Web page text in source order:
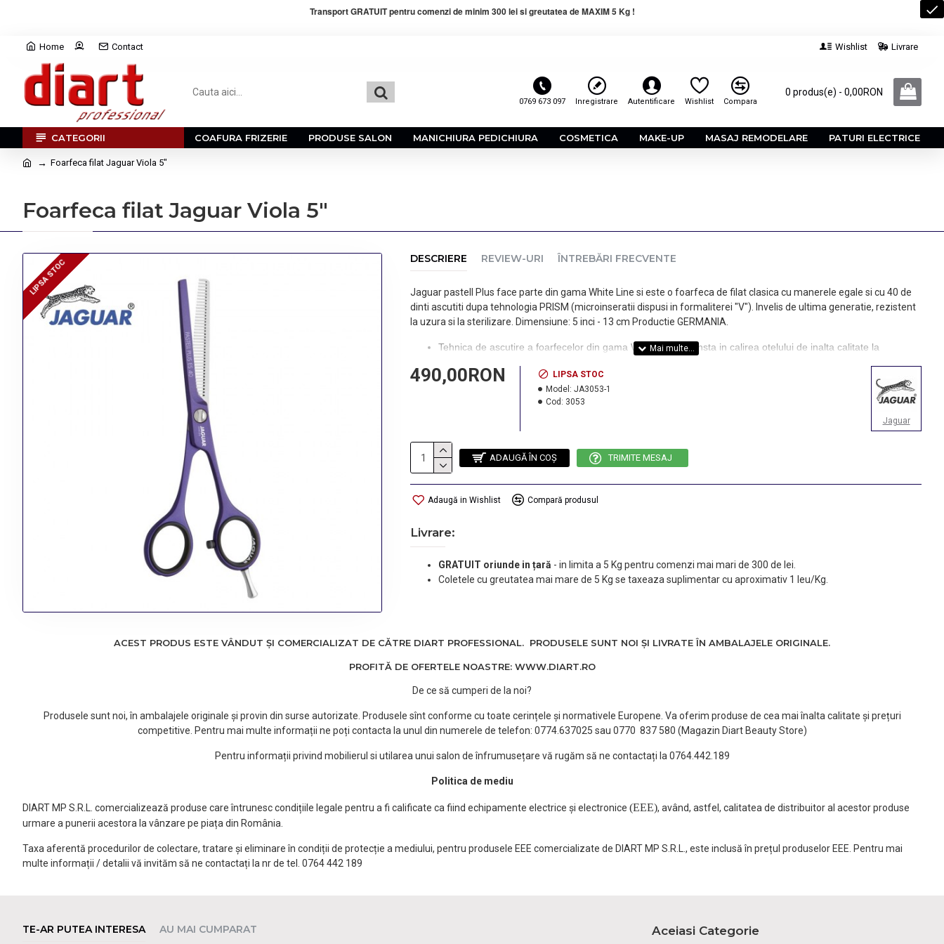
Transport GRATUIT pentru comenzi de minim 300 lei si greutatea de MAXIM 5 Kg !
Home Contact Wishlist Livrare
0769 673 097 Inregistrare Autentificare Wishlist Compara
0 produs(e) - 0,00RON
CATEGORII COAFURA FRIZERIE PRODUSE SALON MANICHIURA PEDICHIURA COSMETICA MAKE-UP MASAJ REMODELARE PATURI ELECTRICE
Foarfeca filat Jaguar Viola 5"
Foarfeca filat Jaguar Viola 5"
LIPSA STOC
LIPSA STOC DESCRIERE REVIEW-URI ÎNTREBĂRI FRECVENTE
Jaguar pastell Plus face parte din gama White Line si este o foarfeca de filat clasica cu manerele egale si cu 40 de
dinti ascutiti dupa tehnologia PRISM (microinseratii dispusi in formaliterei "V"). Invelis de ultima generatie, rezistent
la uzura si la sterilizare. Dimensiune: 5 inci - 13 cm Productie GERMANIA.
Tehnica de ascutire a foarfecelor din gama WHITE Line consta in calirea otelului de inalta calitate la
Sistem de culisare si insurubare VARIO pentru taiere usoara si precisa. Ajustarea surubului se face foarte
usor datorita sistemului VARIO, tot ce va trebuie este o moneda.
Lame clasice cu muchie plata si varfuri in unghi pentru o auto-ascutire perfecta. Este perfecta pentru tehnica slice.
490,00RON
LIPSA STOC
Model: JA3053-1
Cod: 3053
Jaguar
ADAUGĂ ÎN COŞ TRIMITE MESAJ
Adaugă in Wishlist Compară produsul
Livrare:
GRATUIT oriunde in țară - in limita a 5 Kg pentru comenzi mai mari de 300 de lei.
Coletele cu greutatea mai mare de 5 Kg se taxeaza suplimentar cu aproximativ 1 leu/Kg.
ACEST PRODUS ESTE VÂNDUT ȘI COMERCIALIZAT DE CĂTRE DIART PROFESSIONAL. PRODUSELE SUNT NOI ȘI LIVRATE ÎN AMBALAJELE ORIGINALE.
PROFITĂ DE OFERTELE NOASTRE: WWW.DIART.RO
De ce să cumperi de la noi?
Produsele sunt noi, în ambalajele originale și provin din surse autorizate. Produsele sînt conforme cu toate cerințele și normativele Europene. Va oferim produse de cea mai înalta calitate și prețuri
competitive. Pentru mai multe informații ne poți contacta la unul din numerele de telefon: 0774.637025 sau 0770 837 580 (Magazin Diart Beauty Store)
Pentru informații privind mobilierul si utilarea unui salon de înfrumusețare vă rugăm să ne contactați la 0764.442.189
Politica de mediu
DIART MP S.R.L. comercializează produse care întrunesc condițiile legale pentru a fi calificate ca fiind echipamente electrice și electronice (EEE), având, astfel, calitatea de distribuitor al acestor produse
urmare a punerii acestora la vânzare pe piața din România.
Taxa aferentă procedurilor de colectare, tratare și eliminare în condiții de protecție a mediului, pentru produsele EEE comercializate de DIART MP S.R.L., este inclusă în prețul produselor EEE. Pentru mai
multe informații / detalii vă invităm să ne contactați la nr de tel. 0764 442 189
TE-AR PUTEA INTERESA AU MAI CUMPARAT Aceiasi Categorie